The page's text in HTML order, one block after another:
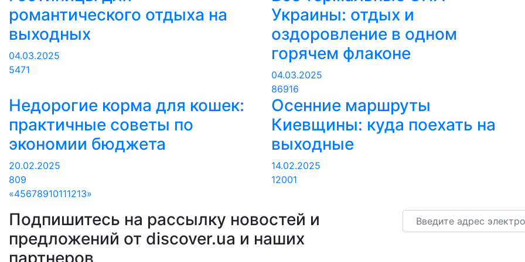
романтического отдыха на
выходных
04.03.2025
5471
Украины: отдых и
оздоровление в одном
горячем флаконе
04.03.2025
86916
Недорогие корма для кошек:
практичные советы по
экономии бюджета
20.02.2025
809
Осенние маршруты
Киевщины: куда поехать на
выходные
14.02.2025
12001
«45678910111213»
Подпишитесь на рассылку новостей и
предложений от discover.ua и наших